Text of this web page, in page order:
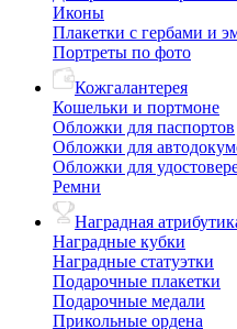
Иконы
Плакетки с гербами и
Портреты по фото
Кожгалантерея
Кошельки и портмоне
Обложки для паспортов
Обложки для
Обложки для
Ремни
Наградная
Наградные кубки
Наградные статуэтки
Подарочные плакетки
Подарочные медали
Прикольные ордена